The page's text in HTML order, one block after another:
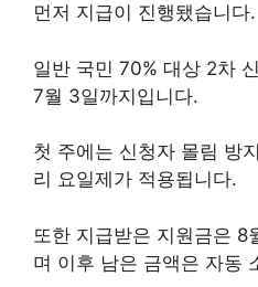
먼저 지급이 진행됐습니다.
일반 국민 70% 대상 2차
7월 3일까지입니다.
첫 주에는 신청자 몰림 방
리 요일제가 적용됩니다.
또한 지급받은 지원금은 8
며 이후 남은 금액은 자동